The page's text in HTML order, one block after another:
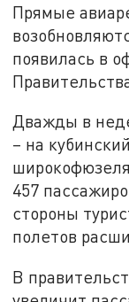
Прямые
появилась в
Дважды в
– на
457
стороны
полетов
В